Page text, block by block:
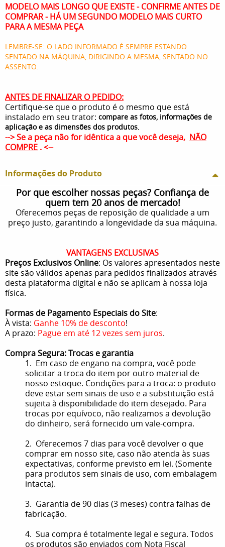
MODELO MAIS LONGO QUE EXISTE - CONFIRME ANTES DE
COMPRAR - HÁ UM SEGUNDO MODELO MAIS CURTO
PARA A MESMA PEÇA
LEMBRE-SE: O LADO INFORMADO É SEMPRE ESTANDO
SENTADO NA MÁQUINA, DIRIGINDO A MESMA, SENTADO NO
ASSENTO.
ANTES DE FINALIZAR O PEDIDO:
Certifique-se que o produto é o mesmo que está
instalado em seu trator: compare as fotos, informações de
aplicação e as dimensões dos produtos.
--> Se a peça não for idêntica a que você deseja, NÃO
COMPRE . <--
Informações do Produto
Por que escolher nossas peças? Confiança de
quem tem 20 anos de mercado!
Oferecemos peças de reposição de qualidade a um
preço justo, garantindo a longevidade da sua máquina.
VANTAGENS EXCLUSIVAS
Preços Exclusivos Online: Os valores apresentados neste
site são válidos apenas para pedidos finalizados através
desta plataforma digital e não se aplicam à nossa loja
física.
Formas de Pagamento Especiais do Site:
À vista: Ganhe 10% de desconto!
A prazo: Pague em até 12 vezes sem juros.
Compra Segura: Trocas e garantia
1. Em caso de engano na compra, você pode
solicitar a troca do item por outro material de
nosso estoque. Condições para a troca: o produto
deve estar sem sinais de uso e a substituição está
sujeita à disponibilidade do item desejado. Para
trocas por equívoco, não realizamos a devolução
do dinheiro, será fornecido um vale-compra.
2. Oferecemos 7 dias para você devolver o que
comprar em nosso site, caso não atenda às suas
expectativas, conforme previsto em lei. (Somente
para produtos sem sinais de uso, com embalagem
intacta).
3. Garantia de 90 dias (3 meses) contra falhas de
fabricação.
4. Sua compra é totalmente legal e segura. Todos
os produtos são enviados com Nota Fiscal